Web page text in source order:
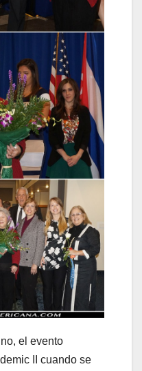
el evento
II cuando se